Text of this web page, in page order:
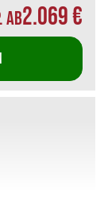
AB2.069 €